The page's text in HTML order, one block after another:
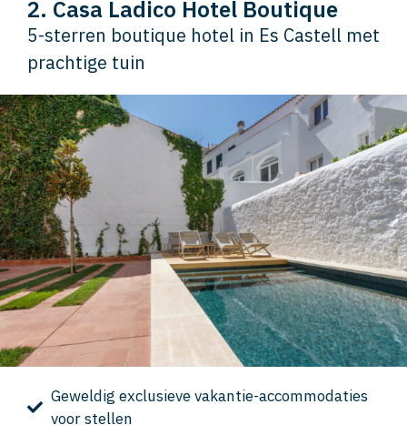
2. Casa Ladico Hotel Boutique
5-sterren boutique hotel in Es Castell met
prachtige tuin
Geweldig exclusieve vakantie-accommodaties
voor stellen